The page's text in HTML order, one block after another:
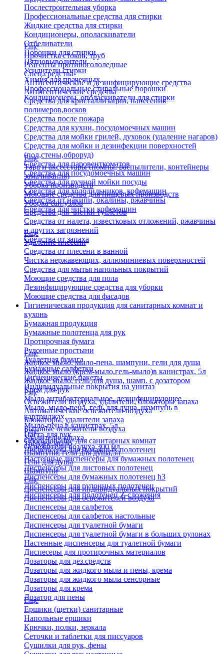
Послестроительная уборка
Профессиональные средства для стирки
Жидкие средства для стирки
Кондиционеры, ополаскиватели
Отбеливатели
Порошки для стирки
Пятновыводители
Усилители стирки
Химия для прачечных
Профессиональные стиральные порошки
Кондиционеры, ополаскиватели для стирки
Еще
Прочистка стоков, труб
Реагенты противогололедные
Спец.средства
Антисептические и дезинфицирующие средства
Антисептические средства
Средства для кристаллизации, нанесения
полимеров,восков
Средства после пожара
Средства для кухни, посудомоечных машин
Средства для мойки грилей, духовок (удаление нагаров)
Средства для мойки и дезинфекции поверхностей
(пол,стены,оброруд)
Средства для паровенткоматов
Средства для посудомоечных машин
Средства для ручной мойки посуды
Средства для холодильников, кофемашин
Средства от накипи, окалины, ржавчины
Средства для чистки кофемашин
Еще
Тара и аксессуары (помпы, распылители, контейнеры
замачивания)
Уборка производств
Моющие средства для пищевых производств
Уборка сан.узлов
Средства для чистки туалетов
Средства от налета, известковых отложений, ржавчины
и других загрязнений
Средства от запаха
Еще
Удаление плесени
Средства от плесени в ванной
Чистка нержавеющих, аллюминиевых поверхностей
Средства для мытья напольных покрытий
Моющие средства для пола
Дезинфицирующие средства для уборки
Моющие средства для фасадов
Гигиеническая продукция для санитарных комнат и
кухонь
Бумажная продукция
Бумажные полотенца для рук
Протирочная бумага
Рулонные простыни
Туалетная бумага
Бумажные салфетки
Гигиенические пакеты
Индивидуальные покрытия на унитаз
Еще
Жидкое мыло, мыло-пена, шампуни, гели для душа
Жидкое мыло (крем-мыло,гель-мыло)в канистрах, 5л
Жидкое мыло, гель для душа, шамп. с дозатором
Крем для рук
Мыло антибактериальное, дезинфицирующее
Мыло, мыло-пена, гель для душа, шампунь в
картриджах
Мыло-пена в канистрах, 5л
Паста для рук
Твердое мыло
Шампуни, гели для душа,5л
Гели для душа
Шампуни
Еще
Освежители воздуха, удалители, блокаторы запаха
Автоматические освежители воздуха
Блокаторы, удалители запаха
Бытовые освежители воздуха
Удалители запаха
Освежители воздуха 300 мл
Еще
Оборудование для санитарных комнат
Диспенсеры для бумажных полотенец
Настенные диспенсеры для бумажных полотенец
Диспенсеры для листовых полотенец
Диспенсеры для бумажных полотенец h3
Диспенсеры для рулонных полотенец
Диспенсеры для полотенец Z-сложения
Еще
Диспенсеры для индивидуальных покрытий
Диспенсеры для освежителей воздуха
Диспенсеры для салфеток
Диспенсеры для салфеток настольные
Диспенсеры для туалетной бумаги
Диспенсеры для туалетной бумаги в больших рулонах
Настенные диспенсеры для туалетной бумаги
Диспесеры для протирочных материалов
Дозаторы для дез.средств
Дозаторы для жидкого мыла и пены, крема
Дозаторы для жидкого мыла сенсорные
Дозаторы для крема
Дозатор для пены
Еще
Ершики (щетки) санитарные
Напольные ершики
Крючки, полки, зеркала
Сеточки и таблетки для писсуаров
Сушилки для рук, фены